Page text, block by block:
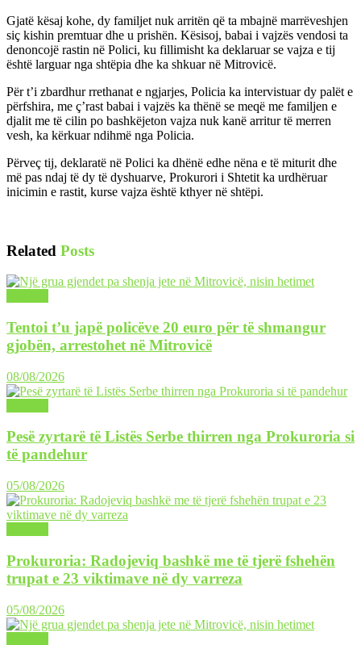
Gjatë kësaj kohe, dy familjet nuk arritën që ta mbajnë marrëveshjen
siç kishin premtuar dhe u prishën. Kësisoj, babai i vajzës vendosi ta
denoncojë rastin në Polici, ku fillimisht ka deklaruar se vajza e tij
është larguar nga shtëpia dhe ka shkuar në Mitrovicë.
Për t’i zbardhur rrethanat e ngjarjes, Policia ka intervistuar dy palët e
përfshira, me ç’rast babai i vajzës ka thënë se meqë me familjen e
djalit me të cilin po bashkëjeton vajza nuk kanë arritur të merren
vesh, ka kërkuar ndihmë nga Policia.
Përveç tij, deklaratë në Polici ka dhënë edhe nëna e të miturit dhe
më pas ndaj të dy të dyshuarve, Prokurori i Shtetit ka urdhëruar
inicimin e rastit, kurse vajza është kthyer në shtëpi.
Related Posts
Tentoi t’u japë policëve 20 euro për të shmangur
gjobën, arrestohet në Mitrovicë
08/08/2026
Pesë zyrtarë të Listës Serbe thirren nga Prokuroria si
të pandehur
05/08/2026
Prokuroria: Radojeviq bashkë me të tjerë fshehën
trupat e 23 viktimave në dy varreza
05/08/2026